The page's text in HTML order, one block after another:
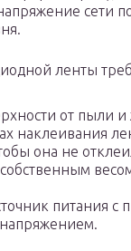
сети
ленты
от пыли
наклеивания
она не
питания с